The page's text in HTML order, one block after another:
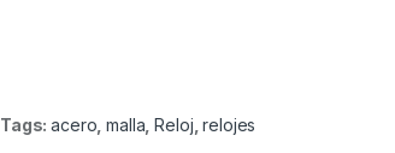
Tags:acero ,malla ,Reloj ,relojes